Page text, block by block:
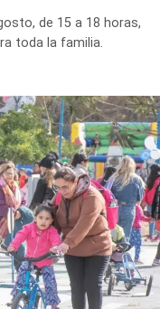
incrementar
tareas de
del Alto Valle.
el relevamiento
Ruta Nacional N°
de mezcla
a recuperar los
las condiciones de
de 15 a 18 horas,
toda la familia.